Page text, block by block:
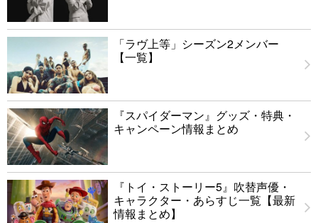
「ラヴ上等」シーズン2メンバー
【一覧】
『スパイダーマン』グッズ・特典・
キャンペーン情報まとめ
『トイ・ストーリー5』吹替声優・
キャラクター・あらすじ一覧【最新
情報まとめ】